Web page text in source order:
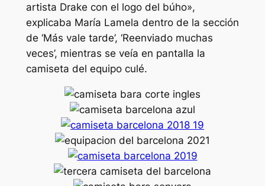
artista Drake con el logo del búho»,
explicaba María Lamela dentro de la sección
de ‘Más vale tarde’, ‘Reenviado muchas
veces’, mientras se veía en pantalla la
camiseta del equipo culé.